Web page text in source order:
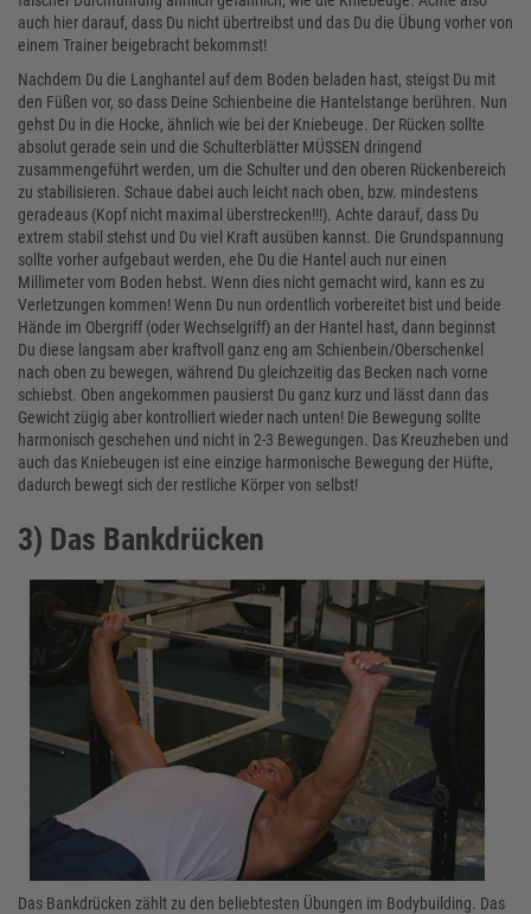
auch hier darauf, dass Du nicht übertreibst und das Du die Übung vorher von
einem Trainer beigebracht bekommst!
Nachdem Du die Langhantel auf dem Boden beladen hast, steigst Du mit
den Füßen vor, so dass Deine Schienbeine die Hantelstange berühren. Nun
gehst Du in die Hocke, ähnlich wie bei der Kniebeuge. Der Rücken sollte
absolut gerade sein und die Schulterblätter MÜSSEN dringend
zusammengeführt werden, um die Schulter und den oberen Rückenbereich
zu stabilisieren. Schaue dabei auch leicht nach oben, bzw. mindestens
geradeaus (Kopf nicht maximal überstrecken!!!). Achte darauf, dass Du
extrem stabil stehst und Du viel Kraft ausüben kannst. Die Grundspannung
sollte vorher aufgebaut werden, ehe Du die Hantel auch nur einen
Millimeter vom Boden hebst. Wenn dies nicht gemacht wird, kann es zu
Verletzungen kommen! Wenn Du nun ordentlich vorbereitet bist und beide
Hände im Obergriff (oder Wechselgriff) an der Hantel hast, dann beginnst
Du diese langsam aber kraftvoll ganz eng am Schienbein/Oberschenkel
nach oben zu bewegen, während Du gleichzeitig das Becken nach vorne
schiebst. Oben angekommen pausierst Du ganz kurz und lässt dann das
Gewicht zügig aber kontrolliert wieder nach unten! Die Bewegung sollte
harmonisch geschehen und nicht in 2-3 Bewegungen. Das Kreuzheben und
auch das Kniebeugen ist eine einzige harmonische Bewegung der Hüfte,
dadurch bewegt sich der restliche Körper von selbst!
3) Das Bankdrücken
Das Bankdrücken zählt zu den beliebtesten Übungen im Bodybuilding. Das